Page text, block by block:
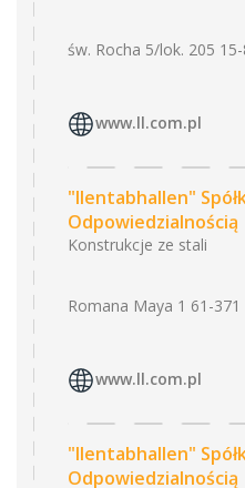
św. Rocha 5/lok. 205
www.ll.com.pl
"llentabhallen"
Odpowiedzialnością
Konstrukcje ze stali
Romana Maya 1 61-
www.ll.com.pl
"llentabhallen"
Odpowiedzialnością